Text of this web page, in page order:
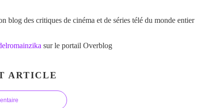
blog des critiques de cinéma et de séries télé du monde entier
sur le portail Overblog
ARTICLE